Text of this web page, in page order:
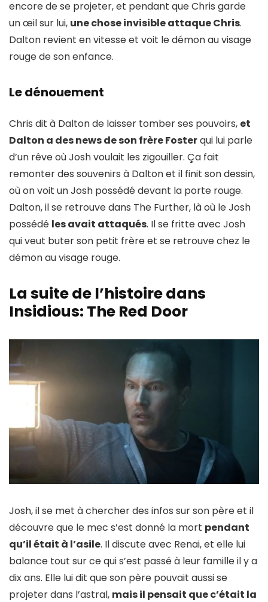
encore de se projeter, et pendant que Chris garde
un œil sur lui, une chose invisible attaque Chris.
Dalton revient en vitesse et voit le démon au visage
rouge de son enfance.
Le dénouement
Chris dit à Dalton de laisser tomber ses pouvoirs, et
Dalton a des news de son frère Fosterqui lui parle
d’un rêve où Josh voulait les zigouiller. Ça fait
remonter des souvenirs à Dalton et il finit son dessin,
où on voit un Josh possédé devant la porte rouge.
Dalton, il se retrouve dans The Further, là où le Josh
possédé les avait attaqués. Il se fritte avec Josh
qui veut buter son petit frère et se retrouve chez le
démon au visage rouge.
La suite de l’histoire dans
Insidious: The Red Door
Josh, il se met à chercher des infos sur son père et il
découvre que le mec s’est donné la mort pendant
qu’il était à l’asile. Il discute avec Renai, et elle lui
balance tout sur ce qui s’est passé à leur famille il y a
dix ans. Elle lui dit que son père pouvait aussi se
projeter dans l’astral, mais il pensait que c’était la